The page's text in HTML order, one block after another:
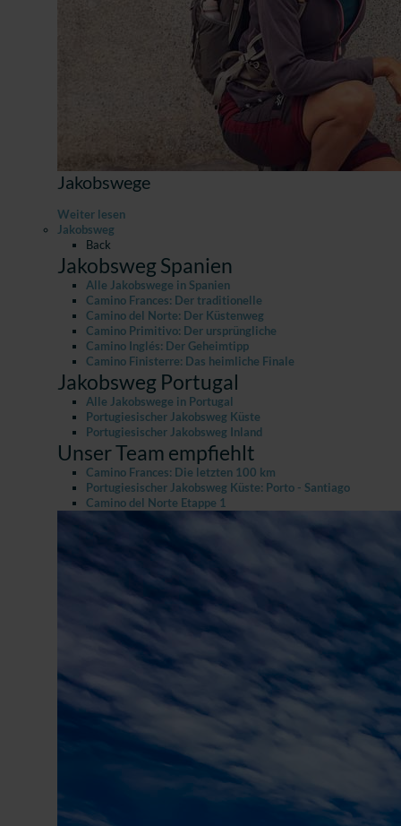
Jakobswege
Weiter lesen
Jakobsweg
Back
Jakobsweg Spanien
Alle Jakobswege in Spanien
Camino Frances: Der traditionelle
Camino del Norte: Der Küstenweg
Camino Primitivo: Der ursprüngliche
Camino Inglés: Der Geheimtipp
Camino Finisterre: Das heimliche Finale
Jakobsweg Portugal
Alle Jakobswege in Portugal
Portugiesischer Jakobsweg Küste
Portugiesischer Jakobsweg Inland
Unser Team empfiehlt
Camino Frances: Die letzten 100 km
Portugiesischer Jakobsweg Küste: Porto - Santiago
Camino del Norte Etappe 1